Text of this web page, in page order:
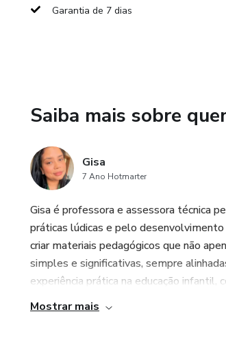
✔️ Design
✔️Você
- Como
- Como
Garantia de 7 dias
Saiba mais sobre
Gisa
7 Ano Hotmarter
Gisa é professora e assessora técnica
práticas lúdicas e pelo desenvolvimento
criar materiais pedagógicos que não
simples e significativas, sempre
experiência prática na educação infantil,
Mostrar mais